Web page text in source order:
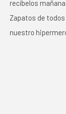
recíbelos
Zapatos de
nuestro